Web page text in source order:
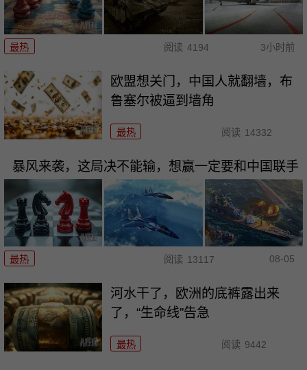
最热 阅读 4194 3小时前
欧盟想关门，中国人就翻墙，布
鲁塞尔被逼到墙角
最热 阅读 14332
暴风来袭，这局决不能输，想赢一定要和中国联手
最热 阅读 13117 08-05
河水干了，欧洲的底裤露出来
了，“生命线”告急
最热 阅读 9442